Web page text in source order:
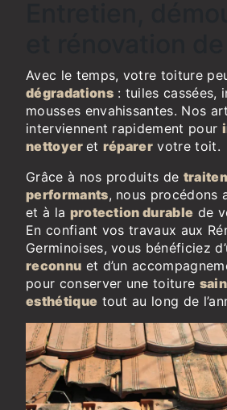
Avec le temps, votre toiture
dégradations: tuiles cassées,
mousses envahissantes. Nos
interviennent rapidement pour
nettoyer et réparer votre toit.
Grâce à nos produits de
performants, nous procédons
et à la protection durable de
En confiant vos travaux aux
Germinoises, vous bénéficiez
reconnu et d’un
pour conserver une toiture
esthétique tout au long de